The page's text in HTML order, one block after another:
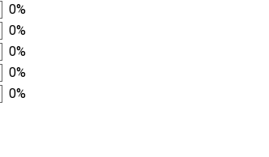
0%
0%
0%
0%
0%